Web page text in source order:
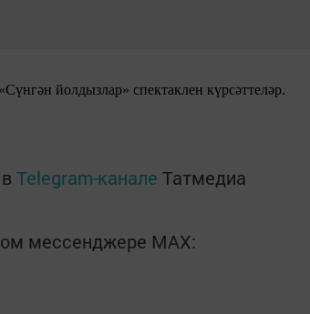
йолдызлар» спектаклен күрсәттеләр.
Telegram-канале Татмедиа
мессенджере MАХ: